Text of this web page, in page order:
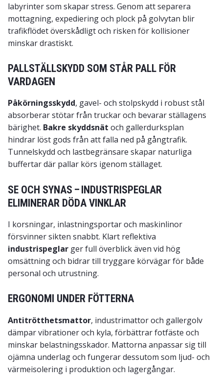
labyrinter som skapar stress. Genom att separera
mottagning, expediering och plock på golvytan blir
trafikflödet överskådligt och risken för kollisioner
minskar drastiskt.
PALLSTÄLLSKYDD SOM STÅR PALL FÖR
VARDAGEN
Påkörningsskydd, gavel- och stolpskydd i robust stål
absorberar stötar från truckar och bevarar ställagens
bärighet. Bakre skyddsnät och gallerdurksplan
hindrar löst gods från att falla ned på gångtrafik.
Tunnelskydd och lastbegränsare skapar naturliga
buffertar där pallar körs igenom ställaget.
SE OCH SYNAS – INDUSTRISPEGLAR
ELIMINERAR DÖDA VINKLAR
I korsningar, inlastningsportar och maskinlinor
försvinner sikten snabbt. Klart reflektiva
industrispeglar ger full överblick även vid hög
omsättning och bidrar till tryggare körvägar för både
personal och utrustning.
ERGONOMI UNDER FÖTTERNA
Antitrötthetsmattor, industrimattor och gallergolv
dämpar vibrationer och kyla, förbättrar fotfäste och
minskar belastningsskador. Mattorna anpassar sig till
ojämna underlag och fungerar dessutom som ljud- och
värmeisolering i produktion och lagergångar.